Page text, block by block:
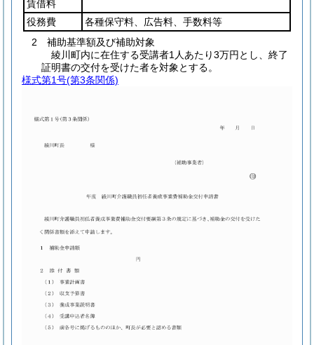
賃借料
役務費
各種保守料、広告料、手数料等
2 補助基準額及び補助対象
綾川町内に在住する受講者1人あたり3万円とし、終了
証明書の交付を受けた者を対象とする。
様式第1号(第3条関係)